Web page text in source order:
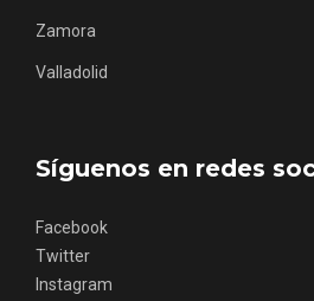
Zamora
Valladolid
Síguenos en redes
Facebook
Twitter
Instagram